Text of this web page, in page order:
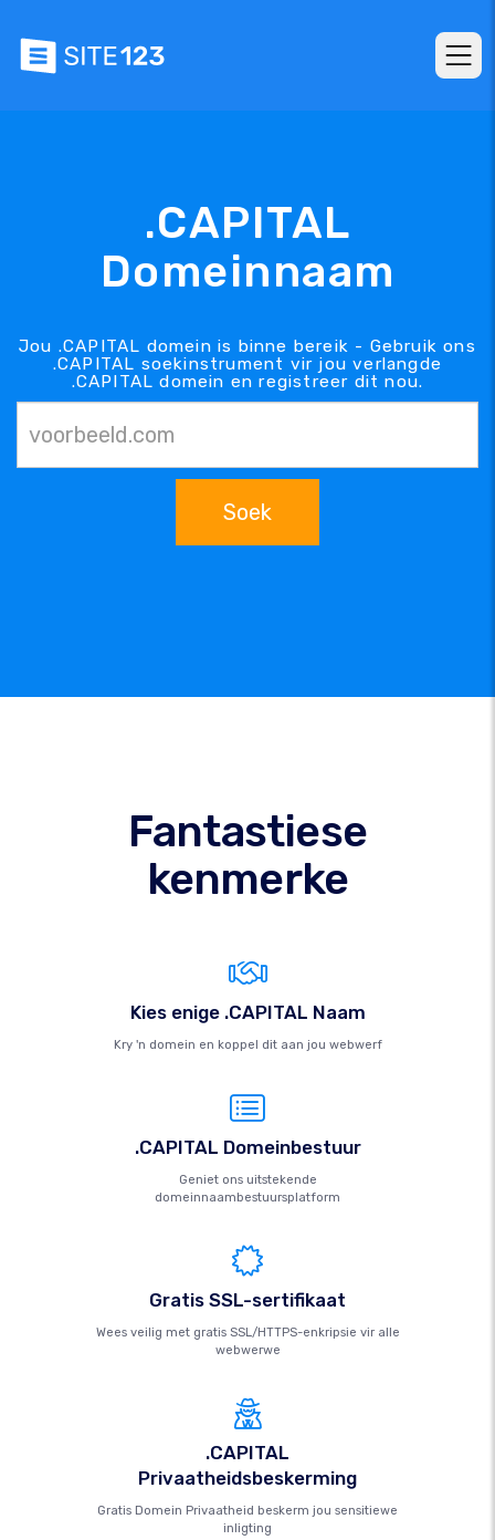
.CAPITAL
Domeinnaam
Jou .CAPITAL domein is binne bereik - Gebruik ons
.CAPITAL soekinstrument vir jou verlangde
.CAPITAL domein en registreer dit nou.
Soek
Fantastiese
kenmerke
Kies enige .CAPITAL Naam
Kry 'n domein en koppel dit aan jou webwerf
.CAPITAL Domeinbestuur
Geniet ons uitstekende
domeinnaambestuursplatform
Gratis SSL-sertifikaat
Wees veilig met gratis SSL/HTTPS-enkripsie vir alle
webwerwe
.CAPITAL
Privaatheidsbeskerming
Gratis Domein Privaatheid beskerm jou sensitiewe
inligting